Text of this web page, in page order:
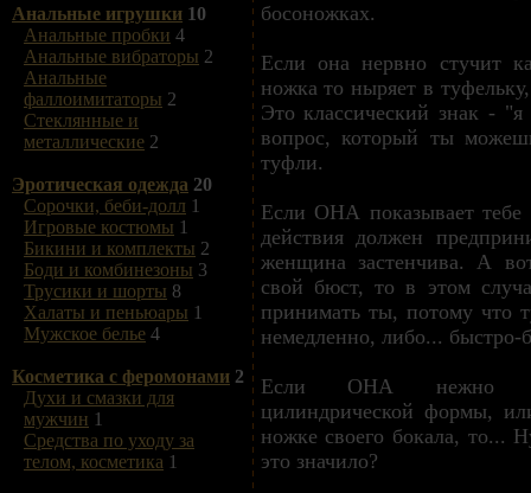
Анальные игрушки 10
Анальные пробки 4
Анальные вибраторы 2
Анальные
фаллоимитаторы 2
Стеклянные и
металлические 2
Эротическая одежда 20
Сорочки, беби-долл 1
Игровые костюмы 1
Бикини и комплекты 2
Боди и комбинезоны 3
Трусики и шорты 8
Халаты и пеньюары 1
Мужское белье 4
Косметика с феромонами 2
Духи и смазки для
мужчин 1
Средства по уходу за
телом, косметика 1
босоножках.
Если она нервно стучит
ножка то ныряет в
Это классический знак -
вопрос, который ты
туфли.
Если ОНА показывает
действия должен
женщина застенчива. А
свой бюст, то в этом
принимать ты, потому что
немедленно, либо... быстро-
Если ОНА нежно
цилиндрической формы,
ножке своего бокала,
это значило?